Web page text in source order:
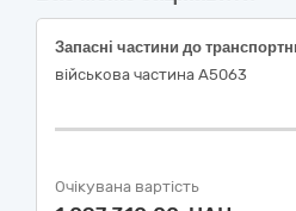
Запасні частини до
військова частина А5063
Очікувана вартість